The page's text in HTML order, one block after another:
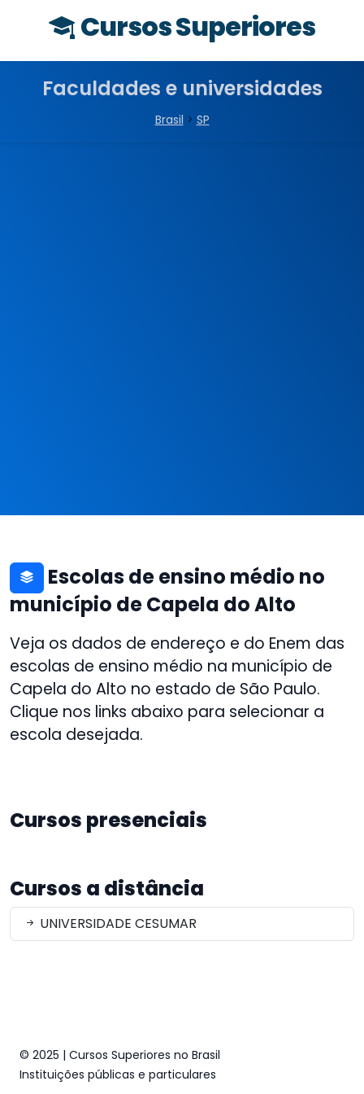
Cursos Superiores
Faculdades e universidades
Brasil > SP
Escolas de ensino médio no
município de Capela do Alto
Veja os dados de endereço e do Enem das
escolas de ensino médio na município de
Capela do Alto no estado de São Paulo.
Clique nos links abaixo para selecionar a
escola desejada.
Cursos presenciais
Cursos a distância
UNIVERSIDADE CESUMAR
© 2025 | Cursos Superiores no Brasil
Instituições públicas e particulares